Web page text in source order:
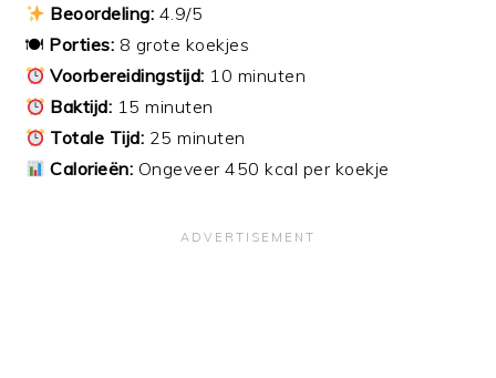
Beoordeling: 4.9/5
🍽 Porties: 8 grote koekjes
Voorbereidingstijd: 10 minuten
Baktijd: 15 minuten
Totale Tijd: 25 minuten
Calorieën: Ongeveer 450 kcal per koekje